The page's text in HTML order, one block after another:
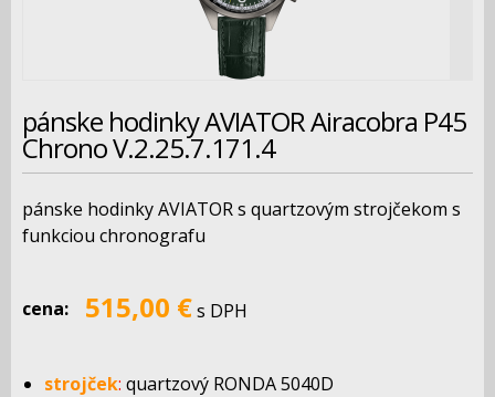
pánske hodinky AVIATOR Airacobra P45
Chrono V.2.25.7.171.4
pánske hodinky AVIATOR s quartzovým strojčekom s
funkciou chronografu
cena: 515,00 €s DPH
strojček: quartzový RONDA 5040D